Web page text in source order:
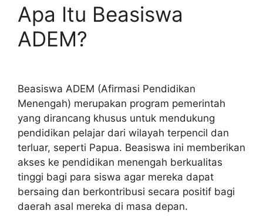
Apa Itu Beasiswa
ADEM?
Beasiswa ADEM (Afirmasi Pendidikan
Menengah) merupakan program pemerintah
yang dirancang khusus untuk mendukung
pendidikan pelajar dari wilayah terpencil dan
terluar, seperti Papua. Beasiswa ini memberikan
akses ke pendidikan menengah berkualitas
tinggi bagi para siswa agar mereka dapat
bersaing dan berkontribusi secara positif bagi
daerah asal mereka di masa depan.